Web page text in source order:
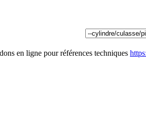
en ligne pour références techniques